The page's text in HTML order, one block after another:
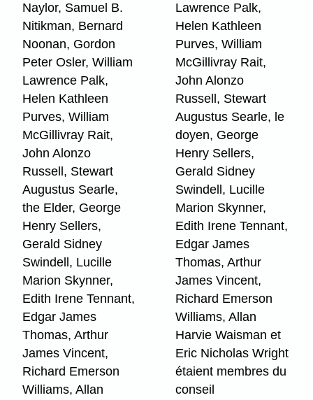
Naylor, Samuel B.
Nitikman, Bernard
Noonan, Gordon
Peter Osler, William
Lawrence Palk,
Helen Kathleen
Purves, William
McGillivray Rait,
John Alonzo
Russell, Stewart
Augustus Searle,
the Elder, George
Henry Sellers,
Gerald Sidney
Swindell, Lucille
Marion Skynner,
Edith Irene Tennant,
Edgar James
Thomas, Arthur
James Vincent,
Richard Emerson
Williams, Allan
Lawrence Palk,
Helen Kathleen
Purves, William
McGillivray Rait,
John Alonzo
Russell, Stewart
Augustus Searle, le
doyen, George
Henry Sellers,
Gerald Sidney
Swindell, Lucille
Marion Skynner,
Edith Irene Tennant,
Edgar James
Thomas, Arthur
James Vincent,
Richard Emerson
Williams, Allan
Harvie Waisman et
Eric Nicholas Wright
étaient membres du
conseil